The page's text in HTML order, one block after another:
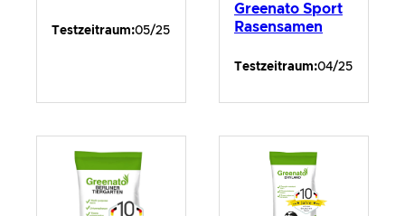
Testzeitraum:05/25
Greenato Sport
Rasensamen
Testzeitraum:04/25